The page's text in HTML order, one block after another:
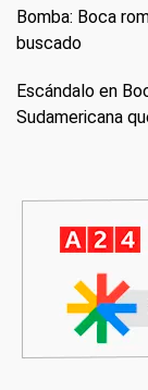
Bomba: Boca
buscado
Escándalo en
Sudamericana